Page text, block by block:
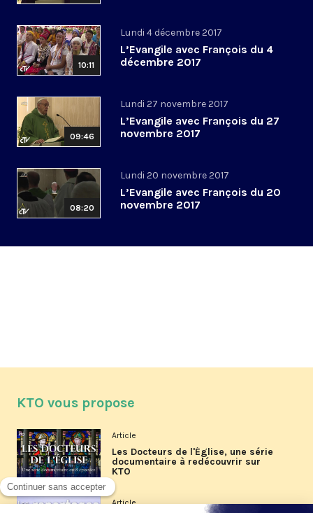
10:11
Lundi 4 décembre 2017
L’Evangile avec François du 4
décembre 2017
09:46
Lundi 27 novembre 2017
L’Evangile avec François du 27
novembre 2017
08:20
Lundi 20 novembre 2017
L’Evangile avec François du 20
novembre 2017
KTO vous propose
Article
Les Docteurs de l'Église, une série
documentaire à redécouvrir sur
KTO
Article